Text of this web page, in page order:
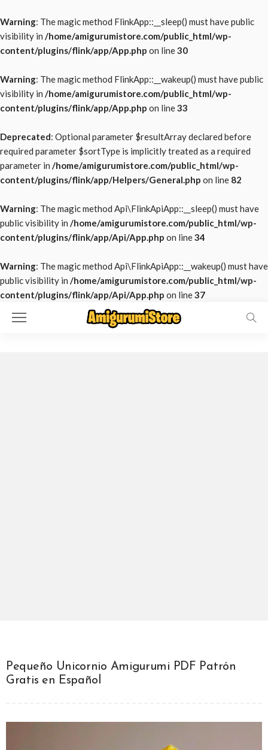
Warning: The magic method FlinkApp::__sleep() must have public
visibility in /home/amigurumistore.com/public_html/wp-
content/plugins/flink/app/App.php on line30
Warning: The magic method FlinkApp::__wakeup() must have public
visibility in /home/amigurumistore.com/public_html/wp-
content/plugins/flink/app/App.php on line33
Deprecated: Optional parameter $resultArray declared before
required parameter $sortType is implicitly treated as a required
parameter in /home/amigurumistore.com/public_html/wp-
content/plugins/flink/app/Helpers/General.php on line 82
Warning: The magic method Api\FlinkApiApp::__sleep() must have
public visibility in /home/amigurumistore.com/public_html/wp-
content/plugins/flink/app/Api/App.php on line34
Warning: The magic method Api\FlinkApiApp::__wakeup() must have
public visibility in /home/amigurumistore.com/public_html/wp-
content/plugins/flink/app/Api/App.php on line37
Pequeño Unicornio Amigurumi PDF Patrón
Gratis en Español